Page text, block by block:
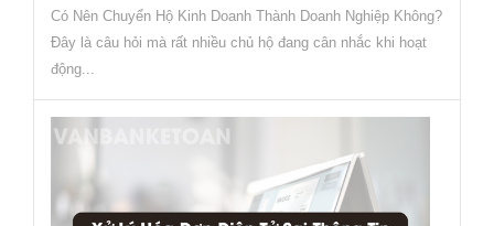
Có Nên Chuyển Hộ Kinh Doanh Thành Doanh Nghiệp Không?
Đây là câu hỏi mà rất nhiều chủ hộ đang cân nhắc khi hoạt
động...